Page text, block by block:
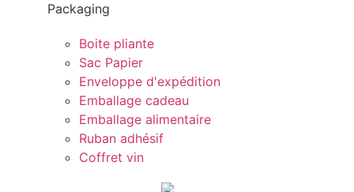
Packaging
Boite pliante
Sac Papier
Enveloppe d'expédition
Emballage cadeau
Emballage alimentaire
Ruban adhésif
Coffret vin